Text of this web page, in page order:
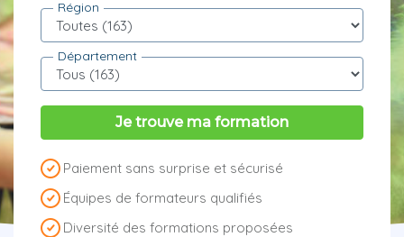
Région
Département
Je trouve ma formation
Paiement sans surprise et sécurisé
Équipes de formateurs qualifiés
Diversité des formations proposées